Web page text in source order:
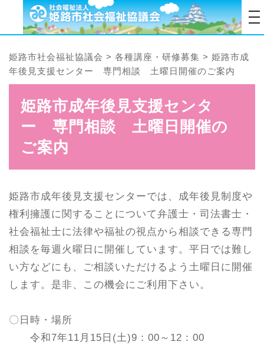
姫路市社会福祉協議会 >各種講座・研修募集 >姫路市成
年後見支援センター 専門相談 土曜日開催のご案内
姫路市成年後見支援センタ
ー 専門相談 土曜日開催の
ご案内
姫路市成年後見支援センターでは、成年後見制度や
権利擁護に関することについて弁護士・司法書士・
社会福祉士に法律や福祉の視点から相談できる専門
相談を毎週火曜日に開催しています。平日では難し
い方などにも、ご相談いただけるよう土曜日に開催
します。是非、この機会にご利用下さい。
〇日時・場所
令和7年11月15日(土)9：00～12：00